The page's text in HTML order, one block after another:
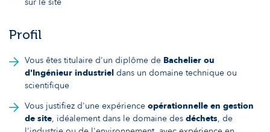
sur le site
Profil
Vous êtes titulaire d'un diplôme de Bachelier ou
d'Ingénieur industriel dans un domaine technique ou
scientifique
Vous justifiez d'une expérienceopérationnelle en gestion
de site, idéalement dans le domaine desdéchets, de